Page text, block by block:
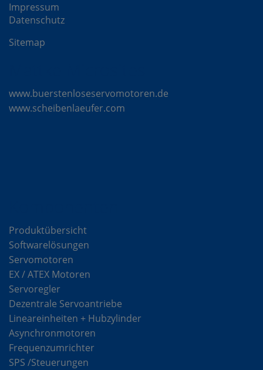
Impressum
Datenschutz
Sitemap
www.buerstenloseservomotoren.de
www.scheibenlaeufer.com
Produktübersicht
Softwarelösungen
Servomotoren
EX / ATEX Motoren
Servoregler
Dezentrale Servoantriebe
Lineareinheiten + Hubzylinder
Asynchronmotoren
Frequenzumrichter
SPS /Steuerungen